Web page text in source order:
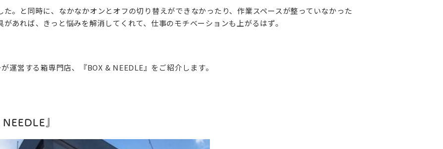
。と同時に、なかなかオンとオフの切り替えができなかったり、作業スペースが整っていなかった
あれば、きっと悩みを解消してくれて、仕事のモチベーションも上がるはず。
運営する箱専門店、『BOX & NEEDLE』をご紹介します。
』